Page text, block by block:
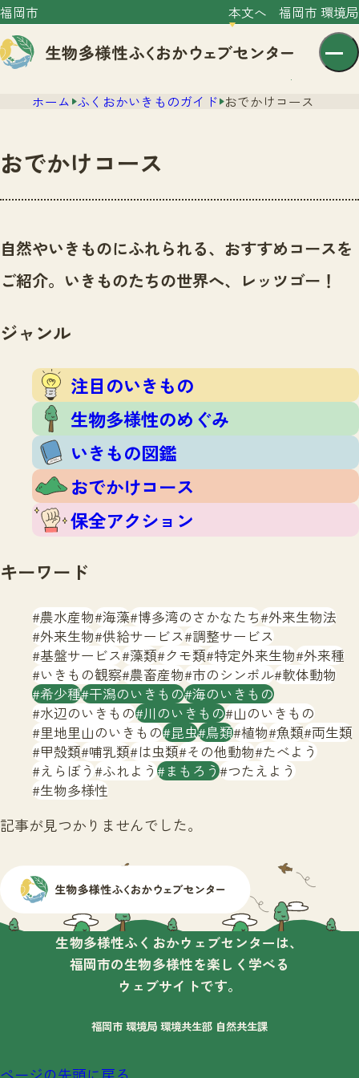
福岡市 本文へ 福岡市 環境局
文字サイズ 小 中 大
センター紹介
センター紹介TOP
サイトポリシー
ニュース
いきものガイド
注目のいきもの
生物多様性のめぐみ
いきもの図鑑
おでかけコース
保全アクション
イベント
いきもの調査隊
調査レポート
調査レポートTOP
調査結果
ふくおかいきものマップ
マッチング
マッチングTOP
掲載申し込みフォーム
お問合せ
生物多様性ふくおかウェブセンターとは
サイトマップ
ホーム ふくおかいきものガイド おでかけコース
おでかけコース
自然やいきものにふれられる、おすすめコースを
ご紹介。いきものたちの世界へ、レッツゴー！
ジャンル
注目のいきもの
生物多様性のめぐみ
いきもの図鑑
おでかけコース
保全アクション
キーワード
農水産物 海藻 博多湾のさかなたち 外来生物法
外来生物 供給サービス 調整サービス
基盤サービス 藻類 クモ類 特定外来生物 外来種
いきもの観察 農畜産物 市のシンボル 軟体動物
希少種 干潟のいきもの 海のいきもの
水辺のいきもの 川のいきもの 山のいきもの
里地里山のいきもの 昆虫 鳥類 植物 魚類 両生類
甲殻類 哺乳類 は虫類 その他動物 たべよう
えらぼう ふれよう まもろう つたえよう
生物多様性
記事が見つかりませんでした。
生物多様性ふくおかウェブセンターは、
福岡市の生物多様性を楽しく学べる
ウェブサイトです。
福岡市 環境局 環境共生部 自然共生課